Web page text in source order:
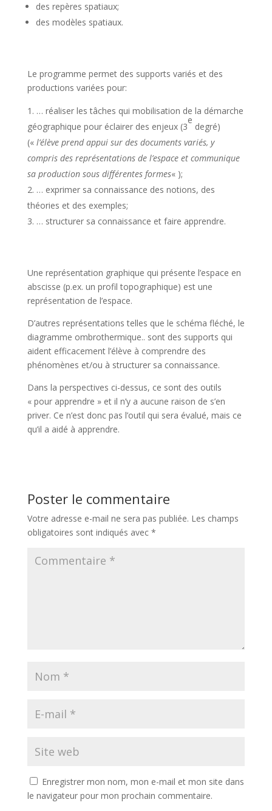
des repères spatiaux;
des modèles spatiaux.
Le programme permet des supports variés et des
productions variées pour:
… réaliser les tâches qui mobilisation de la démarche
géographique pour éclairer des enjeux (3
e
degré)
(« l’élève prend appui sur des documents variés, y
compris des représentations de l’espace et communique
sa production sous différentes formes« );
… exprimer sa connaissance des notions, des
théories et des exemples;
… structurer sa connaissance et faire apprendre.
Une représentation graphique qui présente l’espace en
abscisse (p.ex. un profil topographique) est une
représentation de l’espace.
D’autres représentations telles que le schéma fléché, le
diagramme ombrothermique.. sont des supports qui
aident efficacement l’élève à comprendre des
phénomènes et/ou à structurer sa connaissance.
Dans la perspectives ci-dessus, ce sont des outils
« pour apprendre » et il n’y a aucune raison de s’en
priver. Ce n’est donc pas l’outil qui sera évalué, mais ce
qu’il a aidé à apprendre.
Poster le commentaire
Votre adresse e-mail ne sera pas publiée. Les champs
obligatoires sont indiqués avec *
Enregistrer mon nom, mon e-mail et mon site dans
le navigateur pour mon prochain commentaire.